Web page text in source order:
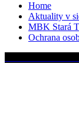
Home
Aktuality v
MBK Stará
Ochrana